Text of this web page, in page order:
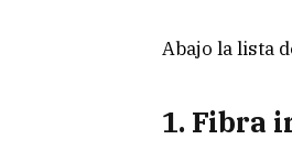
Abajo la lista
1. Fibra